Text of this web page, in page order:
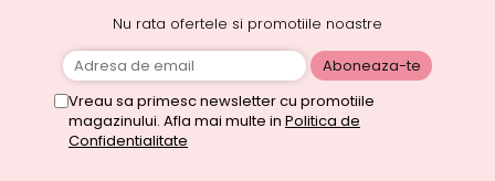
Nu rata ofertele si promotiile noastre
Vreau sa primesc newsletter cu promotiile
magazinului. Afla mai multe in Politica de
Confidentialitate